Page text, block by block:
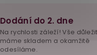
Dodání do 2. dne
Na rychlosti záleží! Vše
máme skladem a okamžitě
odesíláme.